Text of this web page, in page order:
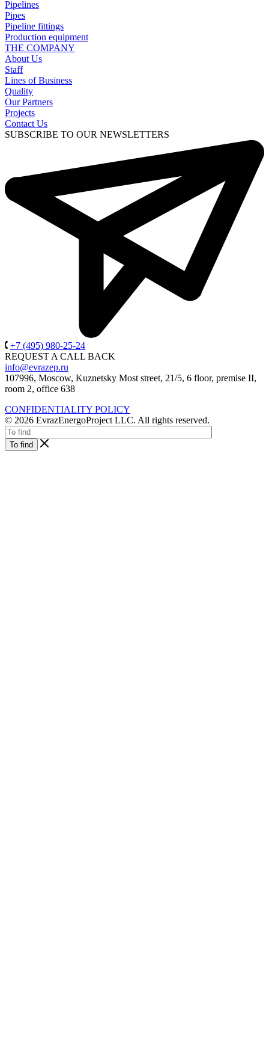
Pipelines
Pipes
Pipeline fittings
Production equipment
THE COMPANY
About Us
Staff
Lines of Business
Quality
Our Partners
Projects
Contact Us
SUBSCRIBE TO OUR NEWSLETTERS
+7 (495) 980-25-24
REQUEST A CALL BACK
info@evrazep.ru
107996, Moscow, Kuznetsky Most street, 21/5, 6 floor, premise II,
room 2, office 638
CONFIDENTIALITY POLICY
© 2026 EvrazEnergoProject LLC. All rights reserved.
To find